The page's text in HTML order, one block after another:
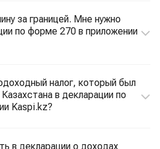
за границей. Мне нужно
по форме 270 в приложении
налог, который был
в декларации по
Kaspi.kz?
в декларации о доходах